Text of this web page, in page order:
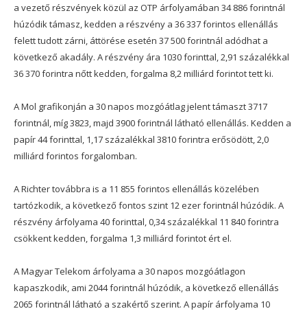
a vezető részvények közül az OTP árfolyamában 34 886 forintnál
húzódik támasz, kedden a részvény a 36 337 forintos ellenállás
felett tudott zárni, áttörése esetén 37 500 forintnál adódhat a
következő akadály. A részvény ára 1030 forinttal, 2,91 százalékkal
36 370 forintra nőtt kedden, forgalma 8,2 milliárd forintot tett ki.
A Mol grafikonján a 30 napos mozgóátlag jelent támaszt 3717
forintnál, míg 3823, majd 3900 forintnál látható ellenállás. Kedden a
papír 44 forinttal, 1,17 százalékkal 3810 forintra erősödött, 2,0
milliárd forintos forgalomban.
A Richter továbbra is a 11 855 forintos ellenállás közelében
tartózkodik, a következő fontos szint 12 ezer forintnál húzódik. A
részvény árfolyama 40 forinttal, 0,34 százalékkal 11 840 forintra
csökkent kedden, forgalma 1,3 milliárd forintot ért el.
A Magyar Telekom árfolyama a 30 napos mozgóátlagon
kapaszkodik, ami 2044 forintnál húzódik, a következő ellenállás
2065 forintnál látható a szakértő szerint. A papír árfolyama 10